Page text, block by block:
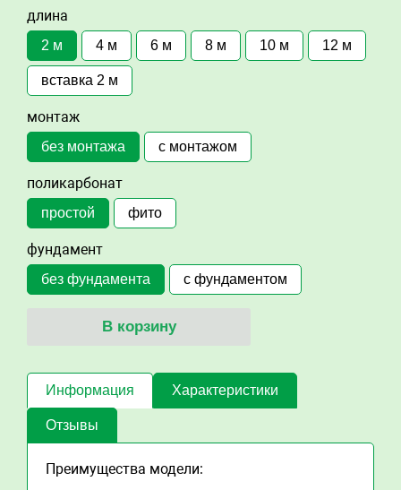
длина
2 м 4 м 6 м 8 м 10 м 12 м
вставка 2 м
монтаж
без монтажа с монтажом
поликарбонат
простой фито
фундамент
без фундамента с фундаментом
В корзину
Информация Характеристики
Отзывы
Преимущества модели: